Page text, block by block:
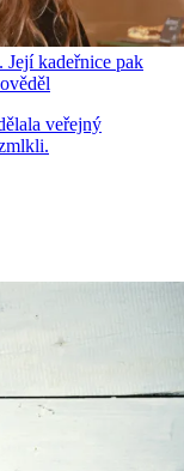
Její kadeřnice pak
veřejný